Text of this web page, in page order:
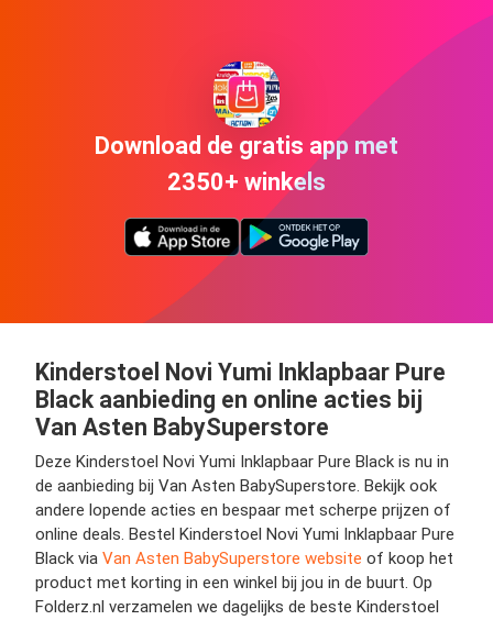
Download de gratis app met
2350+ winkels
Kinderstoel Novi Yumi Inklapbaar Pure
Black aanbieding en online acties bij
Van Asten BabySuperstore
Deze Kinderstoel Novi Yumi Inklapbaar Pure Black is nu in
de aanbieding bij Van Asten BabySuperstore. Bekijk ook
andere lopende acties en bespaar met scherpe prijzen of
online deals. Bestel Kinderstoel Novi Yumi Inklapbaar Pure
Black via Van Asten BabySuperstore website of koop het
product met korting in een winkel bij jou in de buurt. Op
Folderz.nl verzamelen we dagelijks de beste Kinderstoel